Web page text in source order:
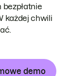
każdej chwili
demo